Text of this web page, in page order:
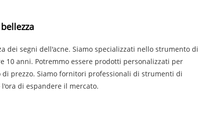
dei segni dell'acne. Siamo specializzati nello strumento di
10 anni. Potremmo essere prodotti personalizzati per
prezzo. Siamo fornitori professionali di strumenti di
di espandere il mercato.